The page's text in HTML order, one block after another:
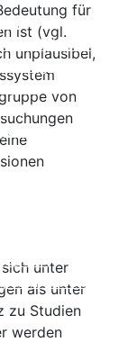
Fragen
Blick
der
für
ist (vgl.
unplausibel,
von
unter
als unter
zu Studien
werden